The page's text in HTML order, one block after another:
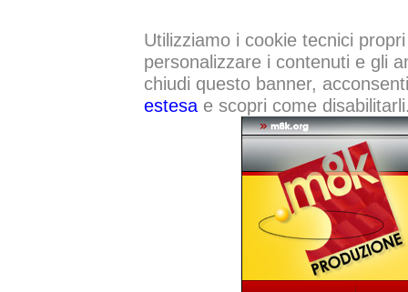
Utilizziamo i cookie tecnici
personalizzare i contenuti e gli
chiudi questo banner,
estesae scopri come